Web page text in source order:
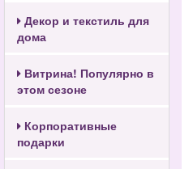
Декор и текстиль для
дома
Витрина! Популярно в
этом сезоне
Корпоративные
подарки